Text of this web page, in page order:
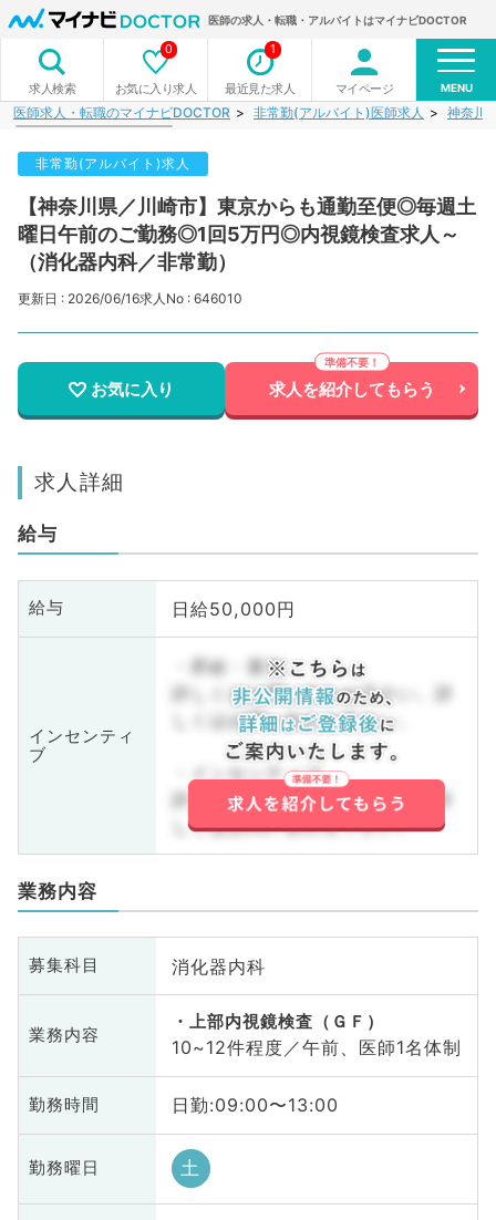
医師の求人・転職・アルバイトはマイナビDOCTOR
求人検索 お気に入り求人
0
最近見た求人
1
マイページ MENU
医師求人・転職のマイナビDOCTOR 非常勤(アルバイト)医師求人 神奈川
非常勤(アルバイト)求人
【神奈川県／川崎市】東京からも通勤至便◎毎週土
曜日午前のご勤務◎1回5万円◎内視鏡検査求人～
（消化器内科／非常勤）
更新日 : 2026/06/16求人No : 646010
お気に入り 求人を紹介してもらう
求人詳細
給与
給与 日給50,000円
インセンティ
ブ
・昇給・賞与
詳しくはお問い合わせ下さい。詳
しくはお問い合わせ下さい。
・インセンティブ
詳しくはお問い合わせ下さい。詳
しくはお問い合わせ下さい。
業務内容
募集科目 消化器内科
業務内容
上部内視鏡検査（ＧＦ）
10~12件程度／午前、医師1名体制
勤務時間 日勤:09:00〜13:00
勤務曜日 土